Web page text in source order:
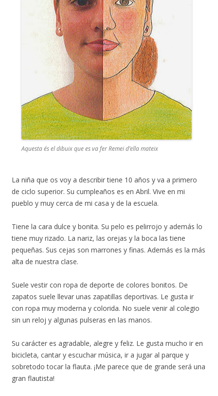
Aquesta és el dibuix que es va fer Remei d’ella mateix
La niña que os voy a describir tiene 10 años y va a primero
de ciclo superior. Su cumpleaños es en Abril. Vive en mi
pueblo y muy cerca de mi casa y de la escuela.
Tiene la cara dulce y bonita. Su pelo es pelirrojo y además lo
tiene muy rizado. La nariz, las orejas y la boca las tiene
pequeñas. Sus cejas son marrones y finas. Además es la más
alta de nuestra clase.
Suele vestir con ropa de deporte de colores bonitos. De
zapatos suele llevar unas zapatillas deportivas. Le gusta ir
con ropa muy moderna y colorida. No suele venir al colegio
sin un reloj y algunas pulseras en las manos.
Su carácter es agradable, alegre y feliz. Le gusta mucho ir en
bicicleta, cantar y escuchar música, ir a jugar al parque y
sobretodo tocar la flauta. ¡Me parece que de grande será una
gran flautista!